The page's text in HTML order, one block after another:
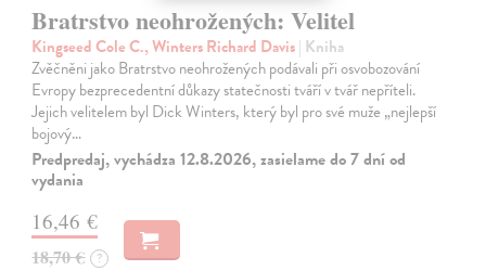
Bratrstvo neohrožených: Velitel
Kingseed Cole C., Winters Richard Davis| Kniha
Zvěčněni jako Bratrstvo neohrožených podávali při osvobozování
Evropy bezprecedentní důkazy statečnosti tváří v tvář nepříteli.
Jejich velitelem byl Dick Winters, který byl pro své muže „nejlepší
bojový…
Predpredaj, vychádza 12.8.2026, zasielame do 7 dní od
vydania
16,46 €
18,70 € ?